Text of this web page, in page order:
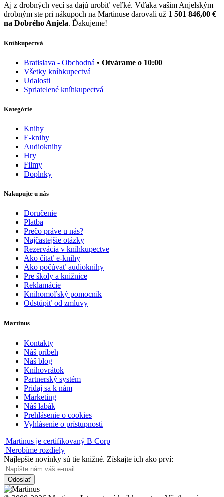
Aj z drobných vecí sa dajú urobiť veľké. Vďaka vašim Anjelským
drobným ste pri nákupoch na Martinuse darovali už 1 501 846,00 €
na Dobrého Anjela. Ďakujeme!
Kníhkupectvá
Bratislava - Obchodná • Otvárame o 10:00
Všetky kníhkupectvá
Udalosti
Spriatelené kníhkupectvá
Kategórie
Knihy
E-knihy
Audioknihy
Hry
Filmy
Doplnky
Nakupujte u nás
Doručenie
Platba
Prečo práve u nás?
Najčastejšie otázky
Rezervácia v kníhkupectve
Ako čítať e-knihy
Ako počúvať audioknihy
Pre školy a knižnice
Reklamácie
Knihomoľský pomocník
Odstúpiť od zmluvy
Martinus
Kontakty
Náš príbeh
Náš blog
Knihovrátok
Partnerský systém
Pridaj sa k nám
Marketing
Náš labák
Prehlásenie o cookies
Vyhlásenie o prístupnosti
Martinus je certifikovaný B Corp
Nerobíme rozdiely
Najlepšie novinky sú tie knižné. Získajte ich ako prví:
Odoslať